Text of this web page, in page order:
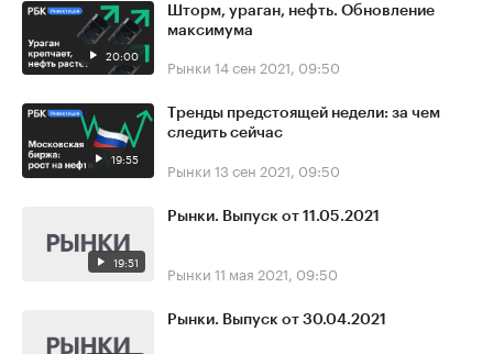
20:00
Шторм, ураган, нефть. Обновление
максимума
Рынки 14 сен 2021, 09:50
19:55
Тренды предстоящей недели: за чем
следить сейчас
Рынки 13 сен 2021, 09:50
19:51
Рынки. Выпуск от 11.05.2021
Рынки 11 мая 2021, 09:50
Рынки. Выпуск от 30.04.2021